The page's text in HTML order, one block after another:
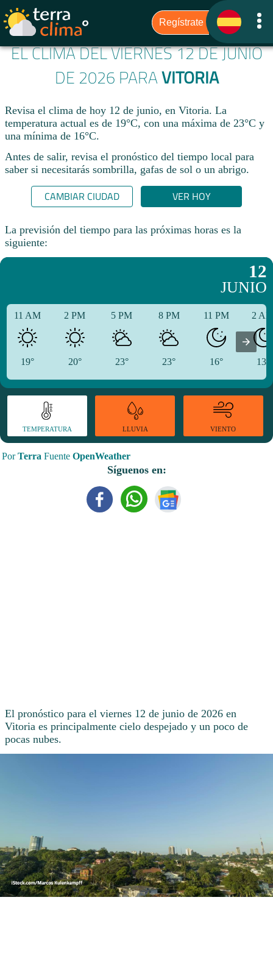
EL CLIMA DEL VIERNES 12 DE JUNIO
DE 2026 PARAVITORIA
Revisa el clima de hoy 12 de junio, en Vitoria. La
temperatura actual es de 19°C, con una máxima de 23°C y
una mínima de 16°C.​
Antes de salir, revisa el pronóstico del tiempo local para
saber si necesitarás sombrilla, gafas de sol o un abrigo.
CAMBIAR CIUDAD VER HOY
La previsión del tiempo para las próximas horas es la
siguiente:
12
JUNIO
11 AM
19°
2 PM
20°
5 PM
23°
8 PM
23°
11 PM
16°
2
13°
TEMPERATURA LLUVIA VIENTO
PorTerra Fuente OpenWeather
Síguenos en:
El pronóstico para el viernes 12 de junio de 2026 en
Vitoria es principalmente cielo despejado y un poco de
pocas nubes.